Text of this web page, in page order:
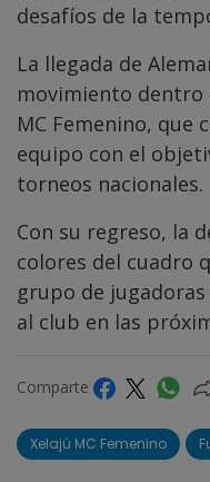
desafíos de la
La llegada de
movimiento dentro
MC Femenino, que
equipo con el
torneos nacionales.
Con su regreso, la
colores del cuadro
grupo de
al club en las
Comparte
Xelajú MC Femenino